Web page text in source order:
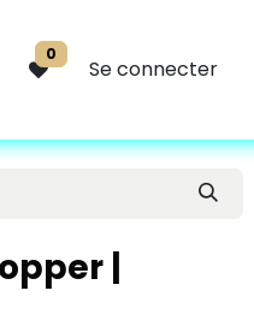
0
Se connecter
|